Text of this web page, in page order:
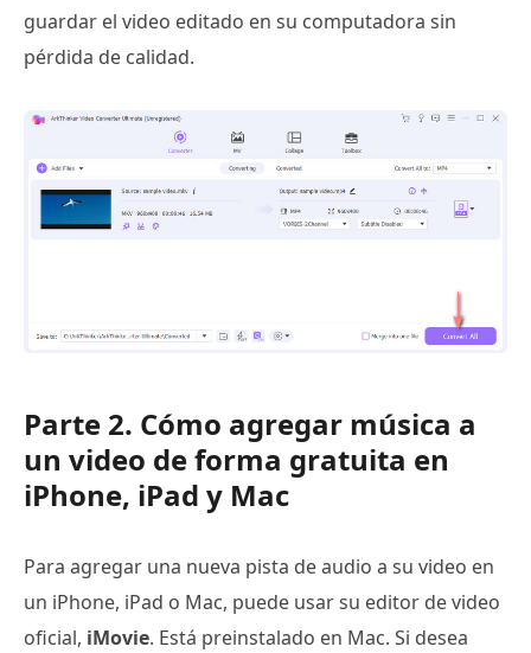
guardar el video editado en su computadora sin
pérdida de calidad.
Parte 2. Cómo agregar música a
un video de forma gratuita en
iPhone, iPad y Mac
Para agregar una nueva pista de audio a su video en
un iPhone, iPad o Mac, puede usar su editor de video
oficial, iMovie. Está preinstalado en Mac. Si desea